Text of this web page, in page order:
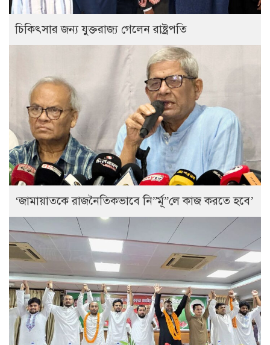
চিকিৎসার জন্য যুক্তরাজ্য গেলেন রাষ্ট্রপতি
‘জামায়াতকে রাজনৈতিকভাবে নি”র্মূ”লে কাজ করতে হবে’